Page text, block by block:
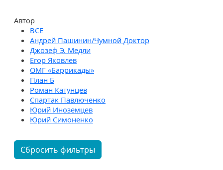
Автор
Андрей Пашинин/Чумной Доктор
Джозеф Э. Медли
Егор Яковлев
ОМГ «Баррикады»
План Б
Роман Катунцев
Спартак Павлюченко
Юрий Иноземцев
Юрий Симоненко
Сбросить фильтры